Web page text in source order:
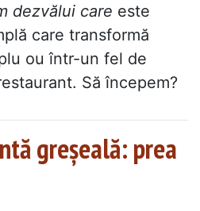
dezvălui care este
care transformă
ou într-un fel de
Să începem?
greșeală: prea